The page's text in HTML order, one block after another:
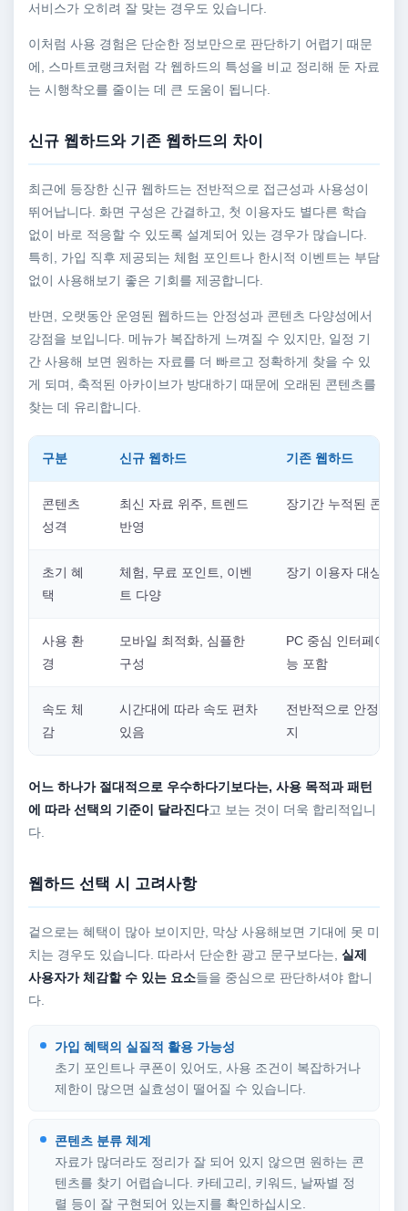
서비스가 오히려 잘 맞는 경우도 있습니다.
이처럼 사용 경험은 단순한 정보만으로 판단하기 어렵기 때문
에, 스마트코랭크처럼 각 웹하드의 특성을 비교 정리해 둔 자료
는 시행착오를 줄이는 데 큰 도움이 됩니다.
신규 웹하드와 기존 웹하드의 차이
최근에 등장한 신규 웹하드는 전반적으로 접근성과 사용성이
뛰어납니다. 화면 구성은 간결하고, 첫 이용자도 별다른 학습
없이 바로 적응할 수 있도록 설계되어 있는 경우가 많습니다.
특히, 가입 직후 제공되는 체험 포인트나 한시적 이벤트는 부담
없이 사용해보기 좋은 기회를 제공합니다.
반면, 오랫동안 운영된 웹하드는 안정성과 콘텐츠 다양성에서
강점을 보입니다. 메뉴가 복잡하게 느껴질 수 있지만, 일정 기
간 사용해 보면 원하는 자료를 더 빠르고 정확하게 찾을 수 있
게 되며, 축적된 아카이브가 방대하기 때문에 오래된 콘텐츠를
찾는 데 유리합니다.
구분 신규 웹하드 기존 웹하드
콘텐츠
성격
최신 자료 위주, 트렌드
반영
장기간 누적된 콘텐
초기 혜
택
체험, 무료 포인트, 이벤
트 다양
장기 이용자 대상 혜
사용 환
경
모바일 최적화, 심플한
구성
PC 중심 인터페이스,
능 포함
속도 체
감
시간대에 따라 속도 편차
있음
전반적으로 안정적인
지
어느 하나가 절대적으로 우수하다기보다는, 사용 목적과 패턴
에 따라 선택의 기준이 달라진다고 보는 것이 더욱 합리적입니
다.
웹하드 선택 시 고려사항
겉으로는 혜택이 많아 보이지만, 막상 사용해보면 기대에 못 미
치는 경우도 있습니다. 따라서 단순한 광고 문구보다는, 실제
사용자가 체감할 수 있는 요소들을 중심으로 판단하셔야 합니
다.
가입 혜택의 실질적 활용 가능성
초기 포인트나 쿠폰이 있어도, 사용 조건이 복잡하거나
제한이 많으면 실효성이 떨어질 수 있습니다.
콘텐츠 분류 체계
자료가 많더라도 정리가 잘 되어 있지 않으면 원하는 콘
텐츠를 찾기 어렵습니다. 카테고리, 키워드, 날짜별 정
렬 등이 잘 구현되어 있는지를 확인하십시오.